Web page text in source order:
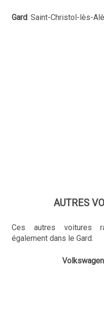
Gard: Saint-Christol-lès-
AUTRES
Ces autres voitures
également dans le Gard.